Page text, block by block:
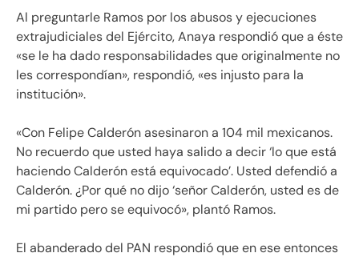
Al preguntarle Ramos por los abusos y ejecuciones
extrajudiciales del Ejército, Anaya respondió que a éste
«se le ha dado responsabilidades que originalmente no
les correspondían», respondió, «es injusto para la
institución».
«Con Felipe Calderón asesinaron a 104 mil mexicanos.
No recuerdo que usted haya salido a decir ‘lo que está
haciendo Calderón está equivocado’. Usted defendió a
Calderón. ¿Por qué no dijo ‘señor Calderón, usted es de
mi partido pero se equivocó», plantó Ramos.
El abanderado del PAN respondió que en ese entonces